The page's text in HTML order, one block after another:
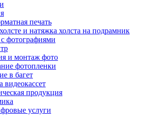
печать
и натяжка холста на подрамник
фотографиями
и монтаж фото
фотопленки
в багет
продукция
услуги